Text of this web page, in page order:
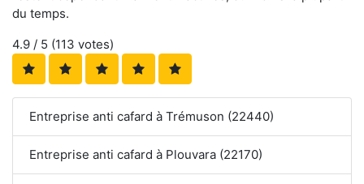
du temps.
4.9 / 5 (113 votes)
Entreprise anti cafard à Trémuson (22440)
Entreprise anti cafard à Plouvara (22170)